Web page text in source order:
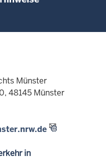
Münster
48145 Münster
in